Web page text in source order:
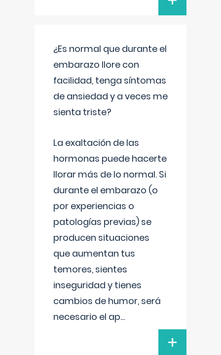
¿Es normal que durante el
embarazo llore con
facilidad, tenga síntomas
de ansiedad y a veces me
sienta triste?
La exaltación de las
hormonas puede hacerte
llorar más de lo normal. Si
durante el embarazo (o
por experiencias o
patologías previas) se
producen situaciones
que aumentan tus
temores, sientes
inseguridad y tienes
cambios de humor, será
necesario el ap...
+